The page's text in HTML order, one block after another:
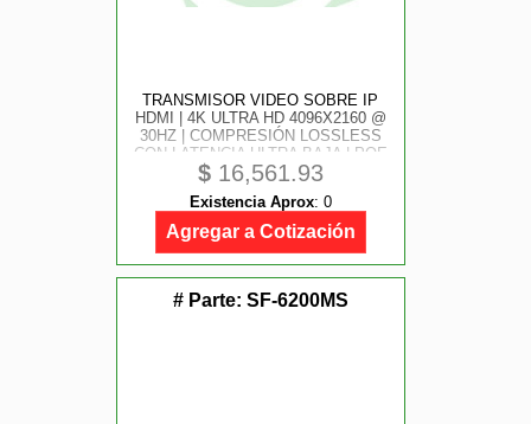
TRANSMISOR VIDEO SOBRE IP
HDMI | 4K ULTRA HD 4096X2160 @
30HZ | COMPRESIÓN LOSSLESS
CON LATENCIA ULTRA BAJA | POE
INTEGRADO | VIDEO WALL 8X8 |
CONTROL RS-232 E IR |
COMPATIBILIDAD CON
APLICACIÓN MÓVIL |
ESCALABILIDAD ILIMITADA
$ 16,561.93
Existencia Aprox: 0
Agregar a Cotización
# Parte: SF-6200MS